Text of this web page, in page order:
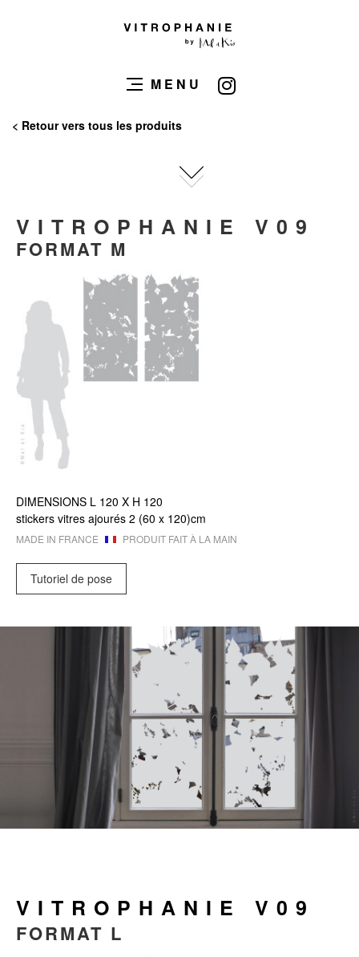
MENU
< Retour vers tous les produits
VITROPHANIE V09
FORMAT M
DIMENSIONS L 120 X H 120
stickers vitres ajourés 2 (60 x 120)cm
MADE IN FRANCE PRODUIT FAIT À LA MAIN
Tutoriel de pose
VITROPHANIE V09
FORMAT L